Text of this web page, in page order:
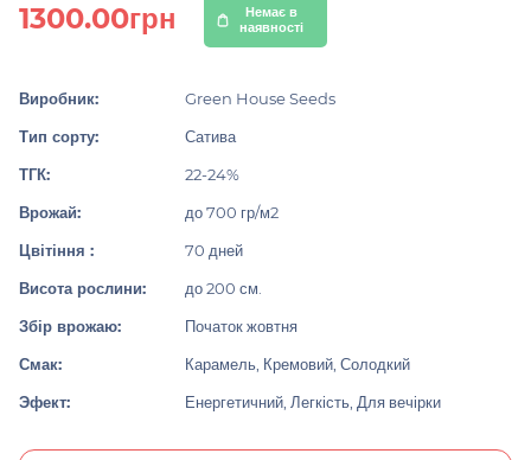
1300.00грн
Немає в
наявності
Виробник:
Green House Seeds
Тип сорту:
Сатива
ТГК:
22-24%
Врожай:
до 700 гр/м2
Цвітіння :
70 дней
Висота рослини:
до 200 см.
Збір врожаю:
Початок жовтня
Смак:
Карамель, Кремовий, Солодкий
Эфект:
Енергетичний, Легкість, Для вечірки